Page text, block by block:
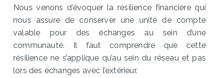
Nous venons d’évoquer la résilience financière qui
nous assure de conserver une unité de compte
valable pour des échanges au sein d’une
communauté. Il faut comprendre que cette
résilience ne s’applique qu’au sein du réseau et pas
lors des échanges avec l’extérieur.